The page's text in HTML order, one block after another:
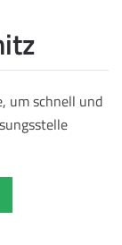
um schnell und